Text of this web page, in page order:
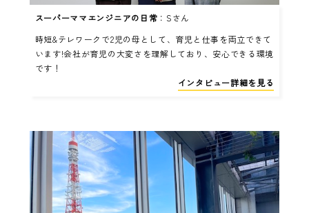
スーパーママエンジニアの日常 ：Sさん
時短&テレワークで2児の母として、育児と仕事を両立できて
います!会社が育児の大変さを理解しており、安心できる環境
です！
インタビュー詳細を見る